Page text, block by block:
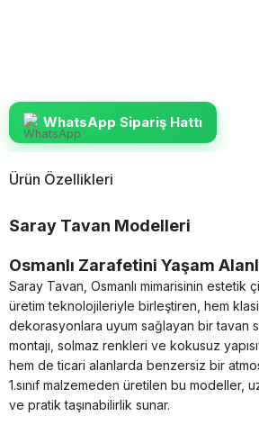
WhatsApp Sipariş Hattı
Ürün Özellikleri
Saray Tavan Modelleri
Osmanlı Zarafetini Yaşam
Saray Tavan, Osmanlı mimarisinin estetik
üretim teknolojileriyle birleştiren, hem
dekorasyonlara uyum sağlayan bir tavan
montajı, solmaz renkleri ve kokusuz
hem de ticari alanlarda benzersiz bir
1.sınıf malzemeden üretilen bu modeller,
ve pratik taşınabilirlik sunar.